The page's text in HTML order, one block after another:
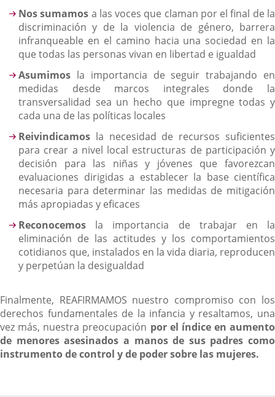
Nos sumamos a las voces que claman por el final de la
discriminación y de la violencia de género, barrera
infranqueable en el camino hacia una sociedad en la
que todas las personas vivan en libertad e igualdad
Asumimos la importancia de seguir trabajando en
medidas desde marcos integrales donde la
transversalidad sea un hecho que impregne todas y
cada una de las políticas locales
Reivindicamos la necesidad de recursos suficientes
para crear a nivel local estructuras de participación y
decisión para las niñas y jóvenes que favorezcan
evaluaciones dirigidas a establecer la base científica
necesaria para determinar las medidas de mitigación
más apropiadas y eficaces
Reconocemos la importancia de trabajar en la
eliminación de las actitudes y los comportamientos
cotidianos que, instalados en la vida diaria, reproducen
y perpetúan la desigualdad
Finalmente, REAFIRMAMOS nuestro compromiso con los
derechos fundamentales de la infancia y resaltamos, una
vez más, nuestra preocupación por el índice en aumento
de menores asesinados a manos de sus padres como
instrumento de control y de poder sobre las mujeres.